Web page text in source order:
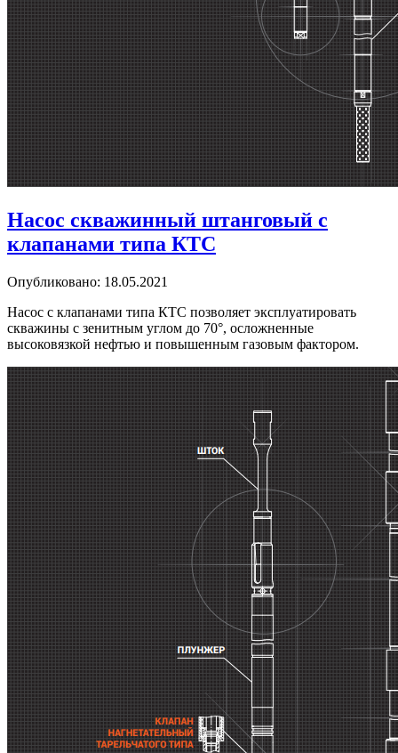
Насос скважинный штанговый с
клапанами типа КТС
Опубликовано: 18.05.2021
Насос с клапанами типа КТС позволяет эксплуатировать
скважины с зенитным углом до 70°, осложненные
высоковязкой нефтью и повышенным газовым фактором.